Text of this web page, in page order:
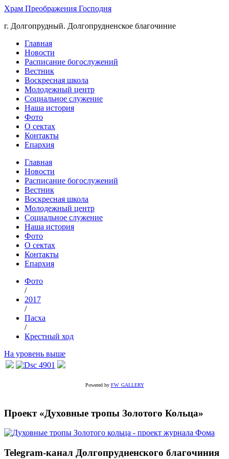
Храм Преображения Господня
г. Долгопрудный. Долгопрудненское благочиние
Главная
Новости
Расписание богослужений
Вестник
Воскресная школа
Молодежный центр
Социальное служение
Наша история
Фото
О сектах
Контакты
Епархия
Главная
Новости
Расписание богослужений
Вестник
Воскресная школа
Молодежный центр
Социальное служение
Наша история
Фото
О сектах
Контакты
Епархия
Фото
/
2017
/
Пасха
/
Крестный ход
На уровень выше
Powered by FW_GALLERY
Проект «Духовные тропы Золотого Кольца»
Telegram-канал Долгопрудненского благочиния